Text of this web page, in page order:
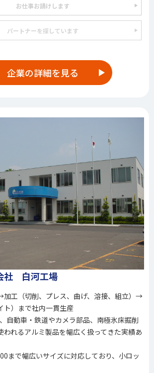
お仕事お請けします
パートナーを探しています
企業の詳細を見る
社 白河工場
工（切削、プレス、曲げ、溶接、組立）→
ト）まで社内一貫生産
自動車・鉄道やカメラ部品、南極氷床掘削
われるアルミ製品を幅広く扱ってきた実績あ
まで幅広いサイズに対応しており、小ロッ